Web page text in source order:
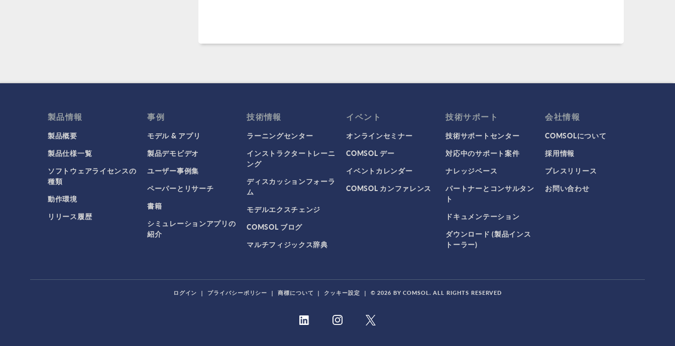
製品情報
製品概要
製品仕様一覧
ソフトウェアライセンスの
種類
動作環境
リリース履歴
事例
モデル & アプリ
製品デモビデオ
ユーザー事例集
ペーパーとリサーチ
書籍
シミュレーションアプリの
紹介
技術情報
ラーニングセンター
インストラクタートレーニ
ング
ディスカッションフォーラ
ム
モデルエクスチェンジ
COMSOL ブログ
マルチフィジックス辞典
イベント
オンラインセミナー
COMSOL デー
イベントカレンダー
COMSOL カンファレンス
技術サポート
技術サポートセンター
対応中のサポート案件
ナレッジベース
パートナーとコンサルタン
ト
ドキュメンテーション
ダウンロード (製品インス
トーラー)
会社情報
COMSOLについて
採用情報
プレスリリース
お問い合わせ
ログイン | プライバシーポリシー | 商標について | クッキー設定 | © 2026 BY COMSOL. ALL RIGHTS RESERVED